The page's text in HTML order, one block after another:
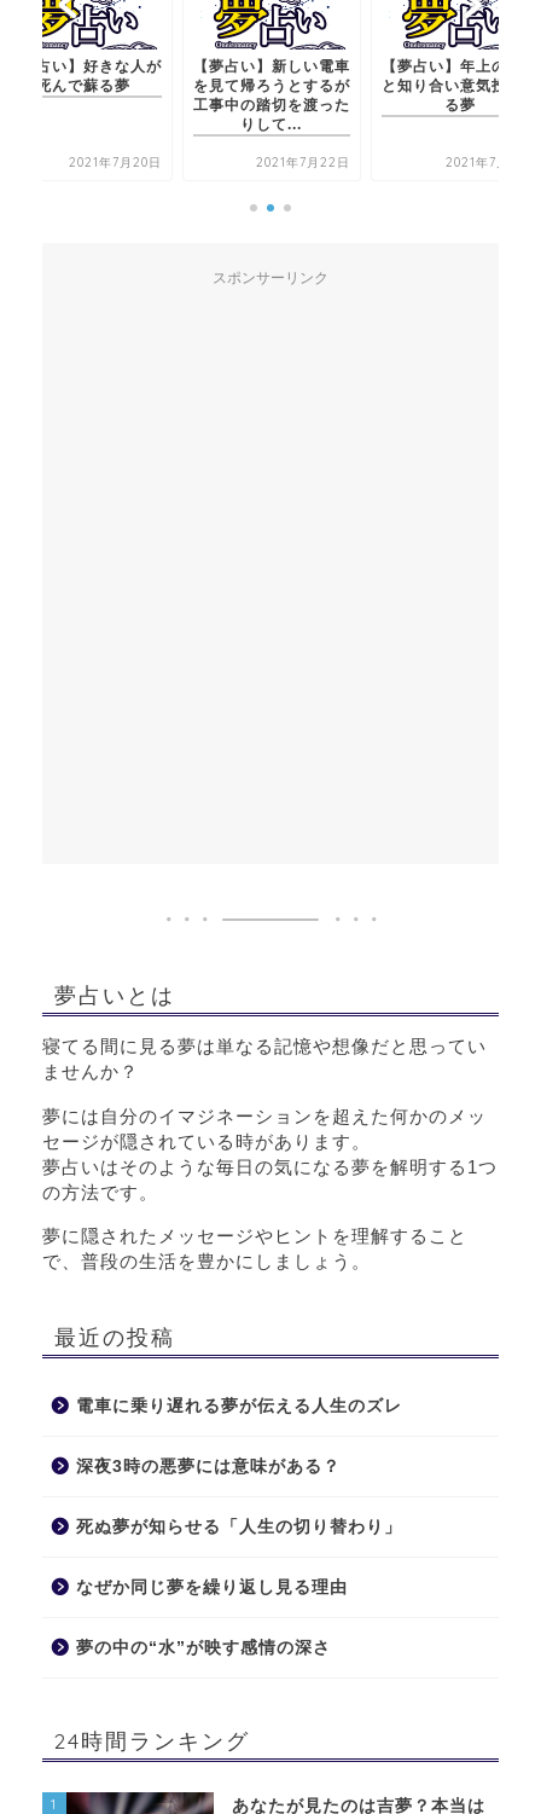
【夢占い】新しい電車
を見て帰ろうとするが
工事中の踏切を渡った
2021年7月22日
【夢占い】年上の女性
と知り合い意気投合す
る夢
2021年7月20日
【夢占い】好
死んで蘇
2021
スポンサーリンク
夢占いとは
寝てる間に見る夢は単なる記憶や想像だと思ってい
ませんか？
夢には自分のイマジネーションを超えた何かのメッ
セージが隠されている時があります。
夢占いはそのような毎日の気になる夢を解明する1つ
の方法です。
夢に隠されたメッセージやヒントを理解すること
で、普段の生活を豊かにしましょう。
最近の投稿
電車に乗り遅れる夢が伝える人生のズレ
深夜3時の悪夢には意味がある？
死ぬ夢が知らせる「人生の切り替わり」
なぜか同じ夢を繰り返し見る理由
夢の中の“水”が映す感情の深さ
24時間ランキング
1
あなたが見たのは吉夢？本当は